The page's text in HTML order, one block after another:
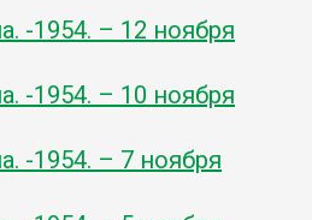
-1954. – 12 ноября
-1954. – 10 ноября
-1954. – 7 ноября